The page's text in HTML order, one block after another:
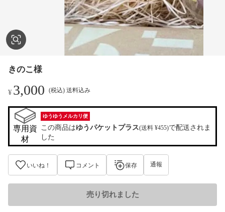
きのこ様
¥3,000 (税込) 送料込み
専用資
材
ゆうゆうメルカリ便
この商品はゆうパケットプラス(送料 ¥455)で配送されま
した
いいね！ コメント 保存 通報
売り切れました